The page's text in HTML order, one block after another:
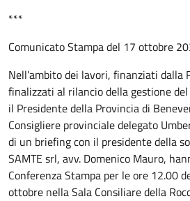
***
Comunicato Stampa del 17 ottobre
Nell’ambito dei lavori, finanziati dalla
finalizzati al rilancio della gestione
il Presidente della Provincia di
Consigliere provinciale delegato
di un briefing con il presidente della
SAMTE srl, avv. Domenico Mauro,
Conferenza Stampa per le ore 12.00
ottobre nella Sala Consiliare della